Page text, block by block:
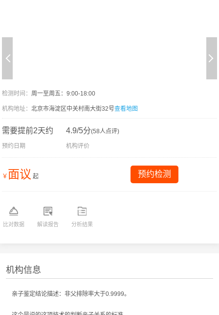
检测时间： 周一至周五：9:00-18:00
机构地址：北京市海淀区中关村南大街32号查看地图
需要提前2天约
预约日期
4.9/5分(58人点评)
机构评价
￥ 面议 起 预约检测
比对数据 解读报告 分析结果
机构信息
亲子鉴定结论描述：非父排除率大于0.9999。